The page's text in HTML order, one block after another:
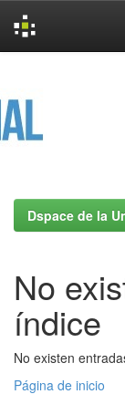
Dspace de la
No
índice
No existen
Página de inicio